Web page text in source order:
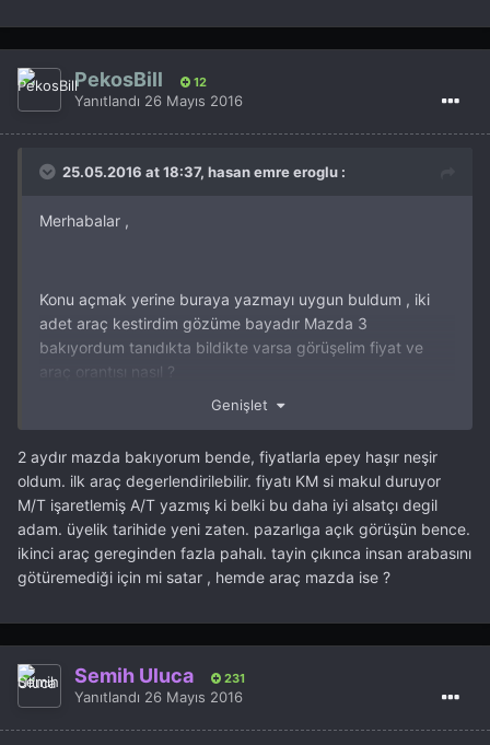
PekosBill 12
Yanıtlandı 26 Mayıs 2016
25.05.2016 at 18:37, hasan emre eroglu :
Merhabalar ,
Konu açmak yerine buraya yazmayı uygun buldum , iki
adet araç kestirdim gözüme bayadır Mazda 3
bakıyordum tanıdıkta bildikte varsa görüşelim fiyat ve
araç orantısı nasıl ?
https://www.sahibinden.com/ilan/vasita-otomobil-mazda-
kazasiz-temiz-mazda-3-impressive-sunrooflu-
302461908/detay
plusboyasiz-pluskazasiz-plusservis-bakim-
302882575/detay
Genişlet
2 aydır mazda bakıyorum bende, fiyatlarla epey haşır neşir
oldum. ilk araç degerlendirilebilir. fiyatı KM si makul duruyor
M/T işaretlemiş A/T yazmış ki belki bu daha iyi alsatçı degil
adam. üyelik tarihide yeni zaten. pazarlıga açık görüşün bence.
ikinci araç gereginden fazla pahalı. tayin çıkınca insan arabasını
götüremediği için mi satar , hemde araç mazda ise ?
Semih Uluca 231
Yanıtlandı 26 Mayıs 2016